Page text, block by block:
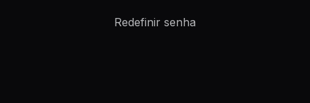
Redefinir senha